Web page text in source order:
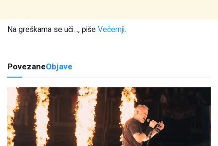
Na greškama se uči…, pišeVečernji.
PovezaneObjave